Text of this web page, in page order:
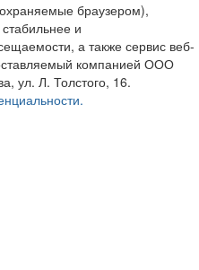
браузером),
и
а также сервис веб-
компанией ООО
ул. Л. Толстого, 16.